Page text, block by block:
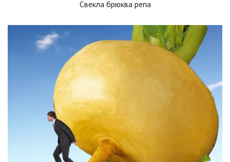
Свекла брюква репа